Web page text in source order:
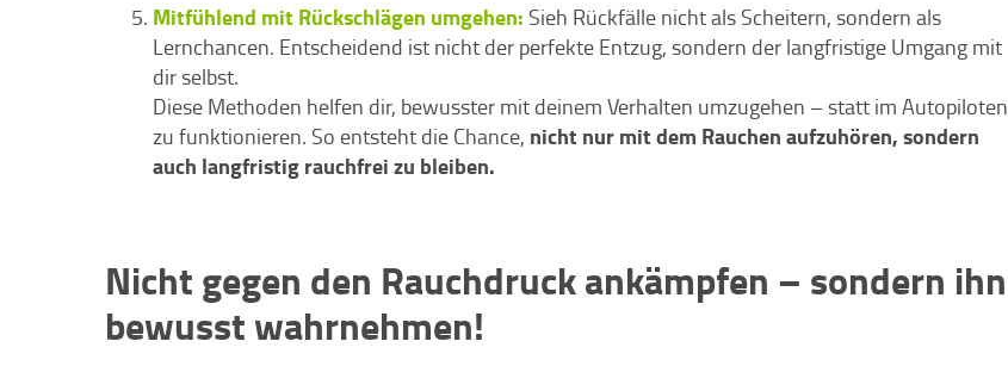
Mitfühlend mit Rückschlägen umgehen: Sieh Rückfälle nicht als Scheitern, sondern als
Lernchancen. Entscheidend ist nicht der perfekte Entzug, sondern der langfristige Umgang mit
dir selbst.
Diese Methoden helfen dir, bewusster mit deinem Verhalten umzugehen – statt im Autopiloten
zu funktionieren. So entsteht die Chance, nicht nur mit dem Rauchen aufzuhören, sondern
auch langfristig rauchfrei zu bleiben.
Nicht gegen den Rauchdruck ankämpfen – sondern ihn
bewusst wahrnehmen!